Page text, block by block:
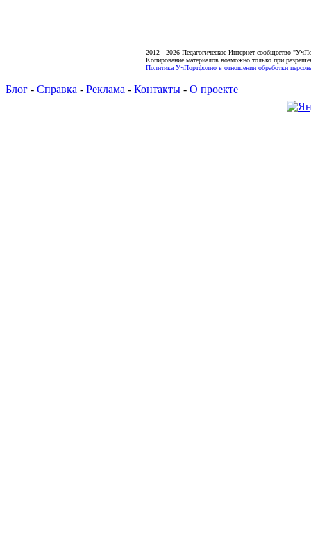
2012 - 2026 Педагогическое Интернет-сообщество
Копирование материалов возможно только при
Политика УчПортфолио в отношении обработки
Блог - Справка - Реклама - Контакты - О проекте